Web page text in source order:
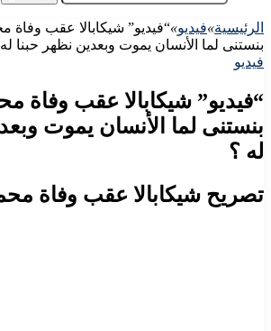
الرئيسية»فيديو»“فيديو” شيكابالا عقب وفاة
بنستنى لما الأنسان يموت وبعدين نظهر حبنا
فيديو
“فيديو” شيكابالا عقب وفاة
بنستنى لما الأنسان يموت
له ؟
تصريح شيكابالا عقب وفاة